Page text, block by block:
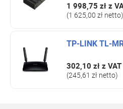
1 998,75 zł z
(1 625,00 zł netto)
TP-LINK TL-
302,10 zł z VAT
(245,61 zł netto)